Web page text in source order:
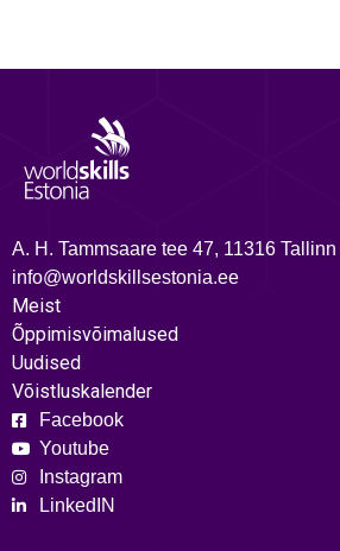
A. H. Tammsaare tee 47, 11316 Tallinn
info@worldskillsestonia.ee
Meist
Õppimisvõimalused
Uudised
Võistluskalender
Facebook
Youtube
Instagram
LinkedIN